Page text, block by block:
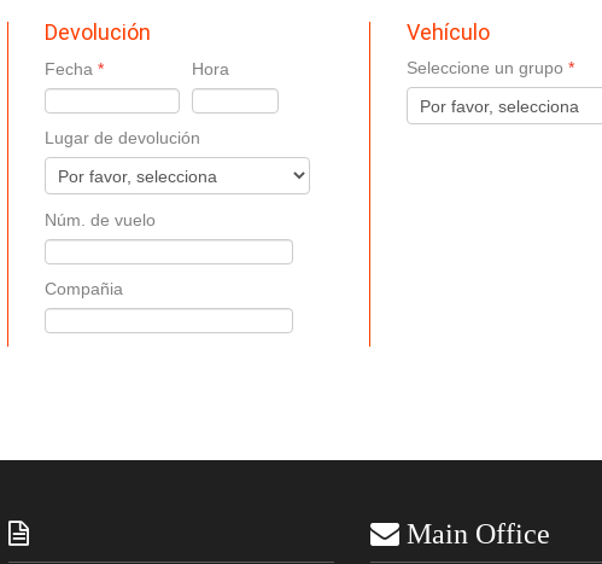
Devolución
Fecha Hora
Lugar de devolución
Núm. de vuelo
Compañia
Vehículo
Seleccione un grupo
  Main Office